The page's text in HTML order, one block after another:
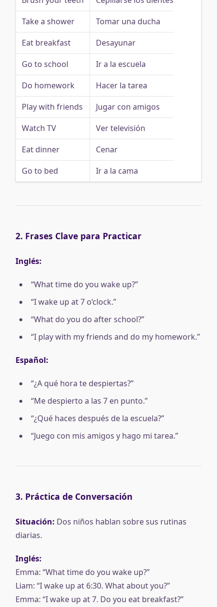
Take a shower
Tomar una ducha
Eat breakfast
Desayunar
Go to school
Ir a la escuela
Do homework
Hacer la tarea
Play with friends
Jugar con amigos
Watch TV
Ver televisión
Eat dinner
Cenar
Go to bed
Ir a la cama
2. Frases Clave para Practicar
Inglés:
“What time do you wake up?”
“I wake up at 7 o’clock.”
“What do you do after school?”
“I play with my friends and do my homework.”
Español:
“¿A qué hora te despiertas?”
“Me despierto a las 7 en punto.”
“¿Qué haces después de la escuela?”
“Juego con mis amigos y hago mi tarea.”
3. Práctica de Conversación
Situación: Dos niños hablan sobre sus rutinas
diarias.
Inglés:
Emma: “What time do you wake up?”
Liam: “I wake up at 6:30. What about you?”
Emma: “I wake up at 7. Do you eat breakfast?”